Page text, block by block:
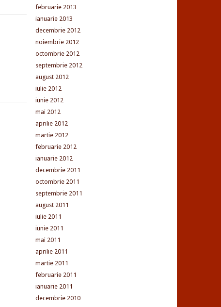
februarie 2013
ianuarie 2013
decembrie 2012
noiembrie 2012
octombrie 2012
septembrie 2012
august 2012
iulie 2012
iunie 2012
mai 2012
aprilie 2012
martie 2012
februarie 2012
ianuarie 2012
decembrie 2011
octombrie 2011
septembrie 2011
august 2011
iulie 2011
iunie 2011
mai 2011
aprilie 2011
martie 2011
februarie 2011
ianuarie 2011
decembrie 2010